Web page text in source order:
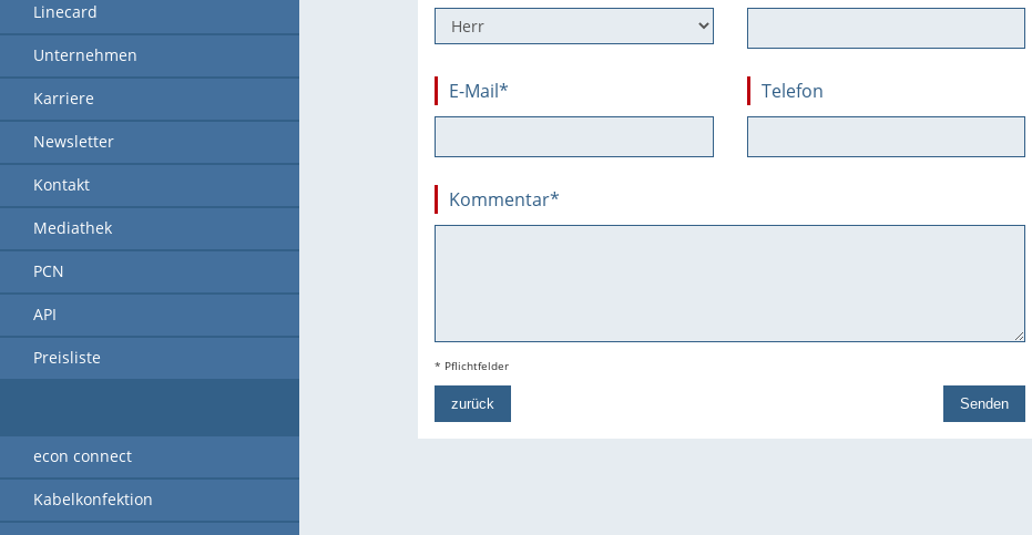
E-Mail* Telefon
Kommentar*
* Pflichtfelder
zurück Senden
Linecard
Unternehmen
Karriere
Newsletter
Kontakt
Mediathek
PCN
API
Preisliste
econ connect
Kabelkonfektion